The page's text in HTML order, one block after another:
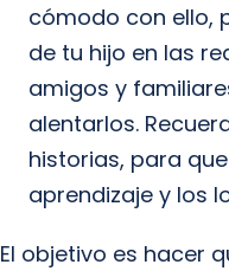
cómodo con ello,
de tu hijo en las
amigos y
alentarlos.
historias, para
aprendizaje y los
El objetivo es hacer